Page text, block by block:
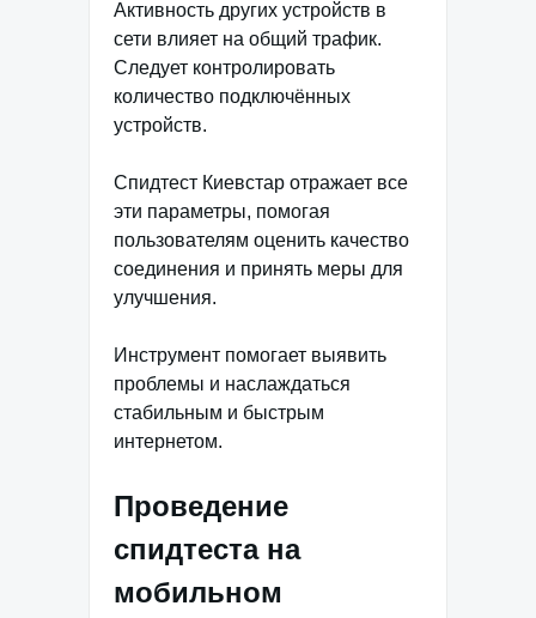
Активность других устройств в
сети влияет на общий трафик.
Следует контролировать
количество подключённых
устройств.
Спидтест Киевстар отражает все
эти параметры, помогая
пользователям оценить качество
соединения и принять меры для
улучшения.
Инструмент помогает выявить
проблемы и наслаждаться
стабильным и быстрым
интернетом.
Проведение
спидтеста на
мобильном